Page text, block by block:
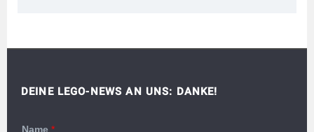
DEINE LEGO-NEWS AN UNS: DANKE!
Name *